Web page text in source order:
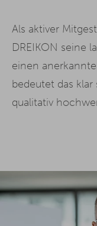
Als aktiver
DREIKON seine
einen
bedeutet das
qualitativ